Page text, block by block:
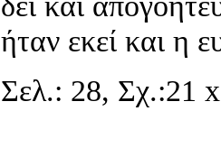
ήταν εκεί και η
Σελ.: 28, Σχ.:21